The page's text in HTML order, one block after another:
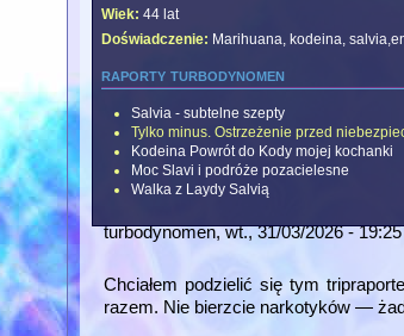
Wiek: 44 lat
Doświadczenie: Marihuana, kodeina,
raporty turbodynomen
Salvia - subtelne szepty
Tylko minus. Ostrzeżenie przed
Kodeina Powrót do Kody mojej kochanki
Moc Slavi i podróże pozacielesne
Walka z Laydy Salvią
turbodynomen, wt., 31/03/2026 - 19:25
Chciałem podzielić się tym
razem. Nie bierzcie narkotyków —